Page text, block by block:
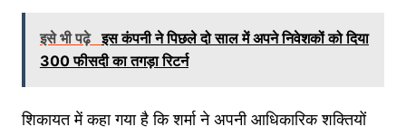
इसे भी पढ़े इस कंपनी ने पिछले दो साल में अपने निवेशकों को दिया
300 फीसदी का तगड़ा रिटर्न
शिकायत में कहा गया है कि शर्मा ने अपनी आधिकारिक शक्तियों